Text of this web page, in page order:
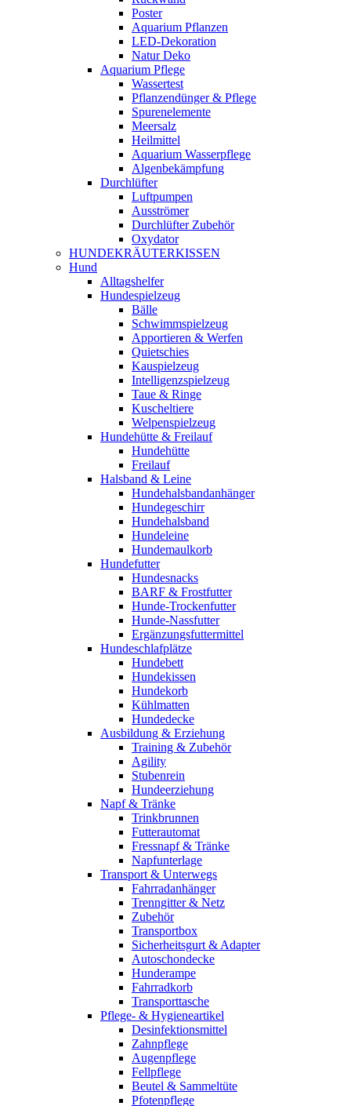
Poster
Aquarium Pflanzen
LED-Dekoration
Natur Deko
Aquarium Pflege
Wassertest
Pflanzendünger & Pflege
Spurenelemente
Meersalz
Heilmittel
Aquarium Wasserpflege
Algenbekämpfung
Durchlüfter
Luftpumpen
Ausströmer
Durchlüfter Zubehör
Oxydator
HUNDEKRÄUTERKISSEN
Hund
Alltagshelfer
Hundespielzeug
Bälle
Schwimmspielzeug
Apportieren & Werfen
Quietschies
Kauspielzeug
Intelligenzspielzeug
Taue & Ringe
Kuscheltiere
Welpenspielzeug
Hundehütte & Freilauf
Hundehütte
Freilauf
Halsband & Leine
Hundehalsbandanhänger
Hundegeschirr
Hundehalsband
Hundeleine
Hundemaulkorb
Hundefutter
Hundesnacks
BARF & Frostfutter
Hunde-Trockenfutter
Hunde-Nassfutter
Ergänzungsfuttermittel
Hundeschlafplätze
Hundebett
Hundekissen
Hundekorb
Kühlmatten
Hundedecke
Ausbildung & Erziehung
Training & Zubehör
Agility
Stubenrein
Hundeerziehung
Napf & Tränke
Trinkbrunnen
Futterautomat
Fressnapf & Tränke
Napfunterlage
Transport & Unterwegs
Fahrradanhänger
Trenngitter & Netz
Zubehör
Transportbox
Sicherheitsgurt & Adapter
Autoschondecke
Hunderampe
Fahrradkorb
Transporttasche
Pflege- & Hygieneartikel
Desinfektionsmittel
Zahnpflege
Augenpflege
Fellpflege
Beutel & Sammeltüte
Pfotenpflege